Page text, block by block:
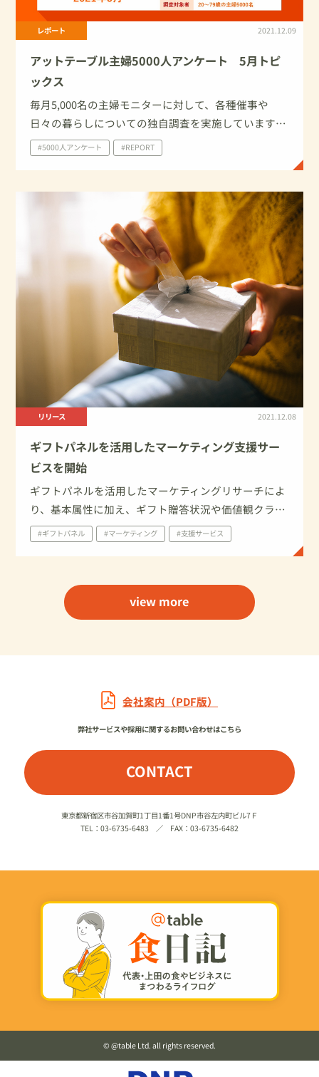
レポート 2021.12.09
アットテーブル主婦5000人アンケート 5月トピ
ックス
毎月5,000名の主婦モニターに対して、各種催事や
日々の暮らしについての独自調査を実施しています。
今回は、2021年のゴールデンウィークと母の日に関し
ての調査結果を一部ご紹介します。
#5000人アンケート #REPORT
リリース 2021.12.08
ギフトパネルを活用したマーケティング支援サー
ビスを開始
ギフトパネルを活用したマーケティングリサーチによ
り、基本属性に加え、ギフト贈答状況や価値観クラス
ター別に生活者の行動・意識を把握！生活者視点での
ギフト戦略構築をサポートいたします。
#ギフトパネル #マーケティング #支援サービス
view more
会社案内（PDF版）
弊社サービスや採用に関するお問い合わせはこちら
CONTACT
東京都新宿区市谷加賀町1丁目1番1号DNP市谷左内町ビル7Ｆ
TEL：03-6735-6483 ／ FAX：03-6735-6482
©️ @table Ltd. all rights reserved.